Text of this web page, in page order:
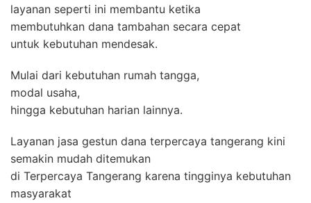
layanan seperti ini membantu ketika
membutuhkan dana tambahan secara cepat
untuk kebutuhan mendesak.
Mulai dari kebutuhan rumah tangga,
modal usaha,
hingga kebutuhan harian lainnya.
Layanan jasa gestun dana terpercaya tangerang kini
semakin mudah ditemukan
di Terpercaya Tangerang karena tingginya kebutuhan
masyarakat